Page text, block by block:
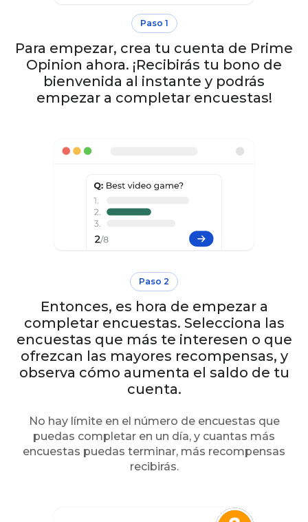
Paso 1
Para empezar, crea tu cuenta de Prime
Opinion ahora. ¡Recibirás tu bono de
bienvenida al instante y podrás
empezar a completar encuestas!
Paso 2
Entonces, es hora de empezar a
completar encuestas. Selecciona las
encuestas que más te interesen o que
ofrezcan las mayores recompensas, y
observa cómo aumenta el saldo de tu
cuenta.
No hay límite en el número de encuestas que
puedas completar en un día, y cuantas más
encuestas puedas terminar, más recompensas
recibirás.